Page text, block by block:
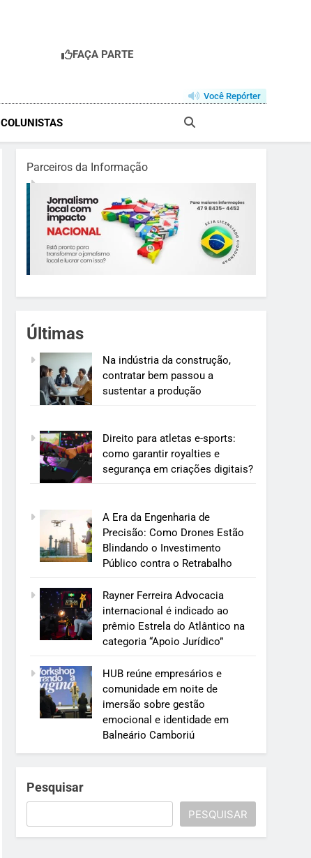
FAÇA PARTE
Você Repórter
Parceiros da Informação
Últimas
Na indústria da construção,
contratar bem passou a
sustentar a produção
Direito para atletas e-sports:
como garantir royalties e
segurança em criações digitais?
A Era da Engenharia de
Precisão: Como Drones Estão
Blindando o Investimento
Público contra o Retrabalho
Rayner Ferreira Advocacia
internacional é indicado ao
prêmio Estrela do Atlântico na
categoria “Apoio Jurídico”
HUB reúne empresários e
comunidade em noite de
imersão sobre gestão
emocional e identidade em
Balneário Camboriú
Pesquisar
PESQUISAR